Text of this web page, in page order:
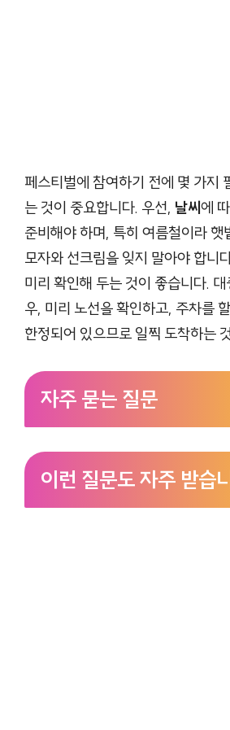
페스티벌에 참여하기 전에 몇 가지
는 것이 중요합니다. 우선, 날씨에
준비해야 하며, 특히 여름철이라 햇
모자와 선크림을 잊지 말아야 합니
미리 확인해 두는 것이 좋습니다.
우, 미리 노선을 확인하고, 주차를
한정되어 있으므로 일찍 도착하는
자주 묻는 질문
이런 질문도 자주 받습